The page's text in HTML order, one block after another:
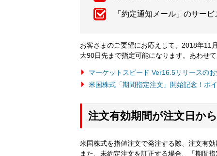
「約定通知メール」のサー
お客さまのご要望にお応えして、2018年11
大90日先まで指定可能になります。あわせ
マーケットスピード Ver16.5リリースの
米国株式「期間指定注文」開始記念！ポ
注文有効期間が注文日か
米国株式を指値注文で発注する際、注文有
また、未約定注文を訂正する場合、「期間